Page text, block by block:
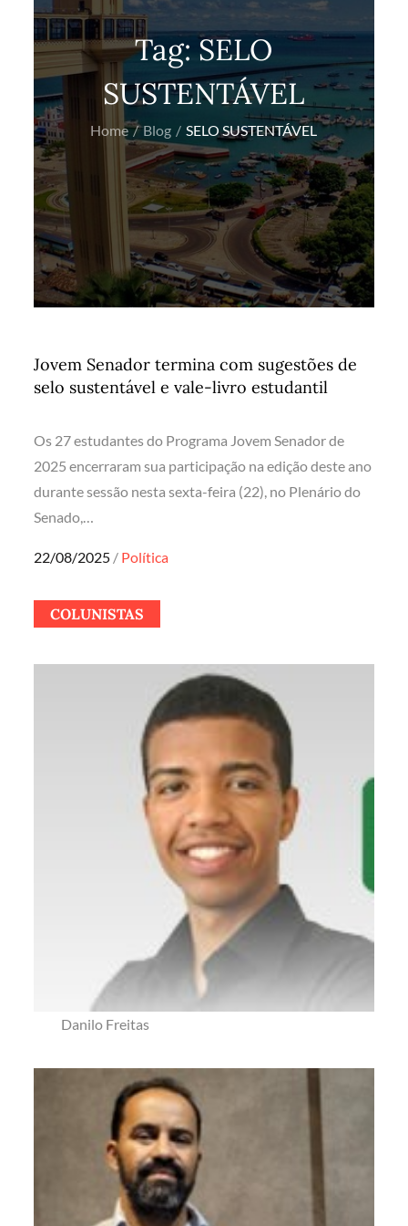
Tag:SELO
SUSTENTÁVEL
Home Blog SELO SUSTENTÁVEL
Jovem Senador termina com sugestões de
selo sustentável e vale-livro estudantil
Os 27 estudantes do Programa Jovem Senador de
2025 encerraram sua participação na edição deste ano
durante sessão nesta sexta-feira (22), no Plenário do
Senado,…
Posted
22/08/2025 Política
COLUNISTAS
Danilo Freitas